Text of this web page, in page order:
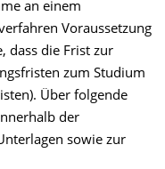
an einem
Voraussetzung
dass die Frist zur
zum Studium
Über folgende
der
sowie zur